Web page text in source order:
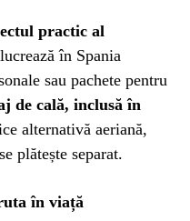
practic al
în Spania
sau pachete pentru
de cală, inclusă în
alternativă aeriană,
plătește separat.
în viață